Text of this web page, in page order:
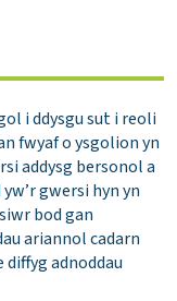
i ddysgu sut i reoli
fwyaf o ysgolion yn
addysg bersonol a
gwersi hyn yn
bod gan
ariannol cadarn
diffyg adnoddau